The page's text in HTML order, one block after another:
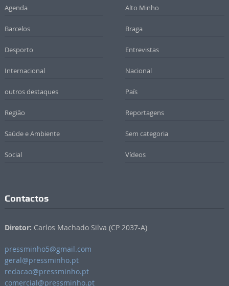
Agenda Alto Minho
Barcelos Braga
Desporto Entrevistas
Internacional Nacional
outros destaques País
Região Reportagens
Saúde e Ambiente Sem categoria
Social Vídeos
Contactos
Diretor: Carlos Machado Silva (CP 2037-A)
pressminho5@gmail.com
geral@pressminho.pt
redacao@pressminho.pt
comercial@pressminho.pt